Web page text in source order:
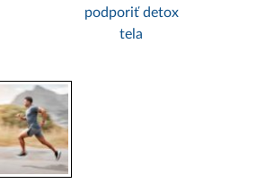
podporiť detox
tela